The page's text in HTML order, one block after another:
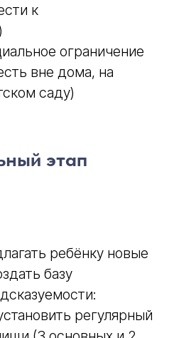
к
ограничение
вне дома, на
саду)
этап
ребёнку новые
базу
регулярный